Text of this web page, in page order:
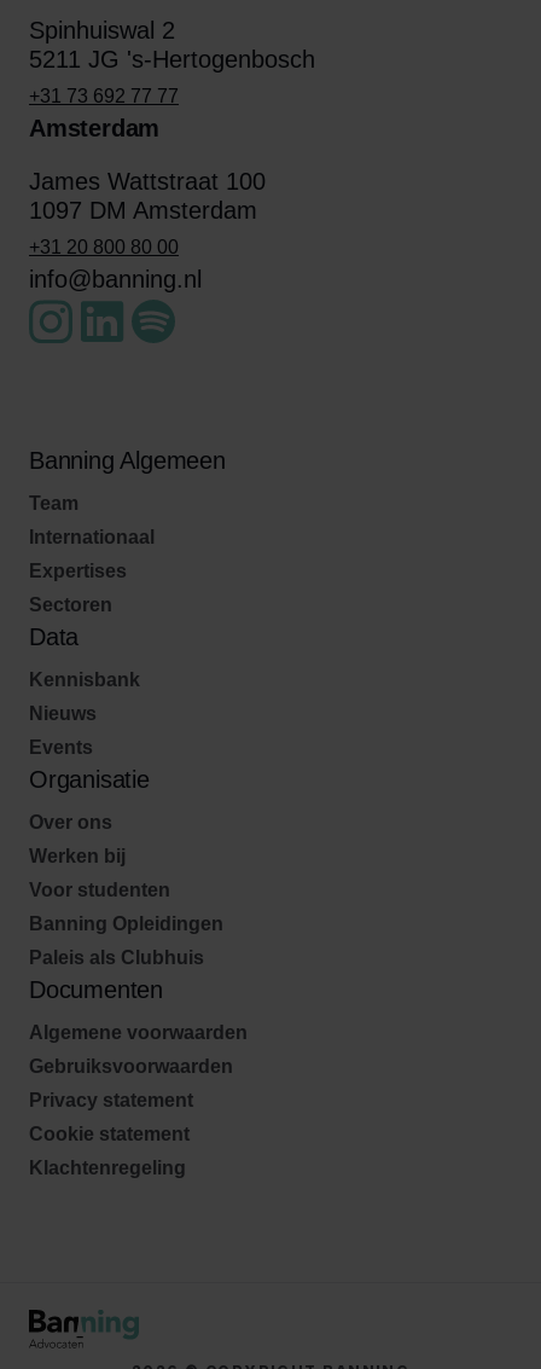
Spinhuiswal 2
5211 JG 's-Hertogenbosch
+31 73 692 77 77
Amsterdam
James Wattstraat 100
1097 DM Amsterdam
+31 20 800 80 00
info@banning.nl
Banning Algemeen
Team
Internationaal
Expertises
Sectoren
Data
Kennisbank
Nieuws
Events
Organisatie
Over ons
Werken bij
Voor studenten
Banning Opleidingen
Paleis als Clubhuis
Documenten
Algemene voorwaarden
Gebruiksvoorwaarden
Privacy statement
Cookie statement
Klachtenregeling